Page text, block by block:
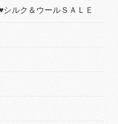
ルク＆ウールＳＡＬＥ